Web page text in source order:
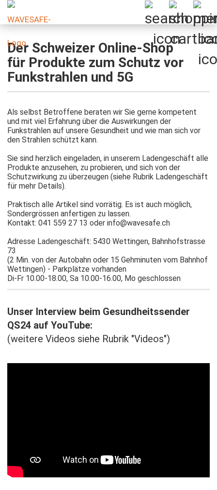
Der Schweizer Online-Shop
für Produkte zum Schutz vor
Funkstrahlen und 5G
Als selbst Betroffene beraten wir Sie gerne kompetent
und mit viel Erfahrung über die Auswirkungen der
Funkstrahlen auf unsere Gesundheit und wie man sich vor
den Strahlen schützt kann.
Sie sind herzlich eingeladen, in unserem Ladengeschäft alle
Produkte anzusehen, zu probieren, und sich von der
Schutzwirkung zu überzeugen (siehe Rubrik Ladengeschäft
für mehr Details).
Praktisch alle Artikel sind vorrätig. Es ist auch möglich,
Sondergrössen anfertigen zu lassen.
Kontakt: 041 559 27 13 oder info@wavesafe.ch
Adresse Ladengeschäft: 5430 Wettingen, Bahnhofstrasse
73
(2 Min. von der Autobahn oder 15 Gehminuten vom Bahnhof
Wettingen) - Parkplätze vorhanden
Di-Fr 10.00-18.00, Sa 10.00-16.00, Mo geschlossen
Unser Interview beim Gesundheitssender
QS24 auf YouTube:
(weitere Videos siehe Rubrik "Videos")